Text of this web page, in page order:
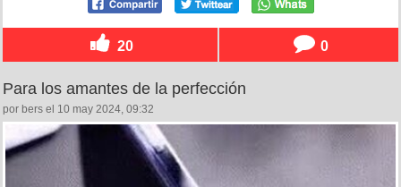
20 0
Para los amantes de la perfección
por bers el 10 may 2024, 09:32